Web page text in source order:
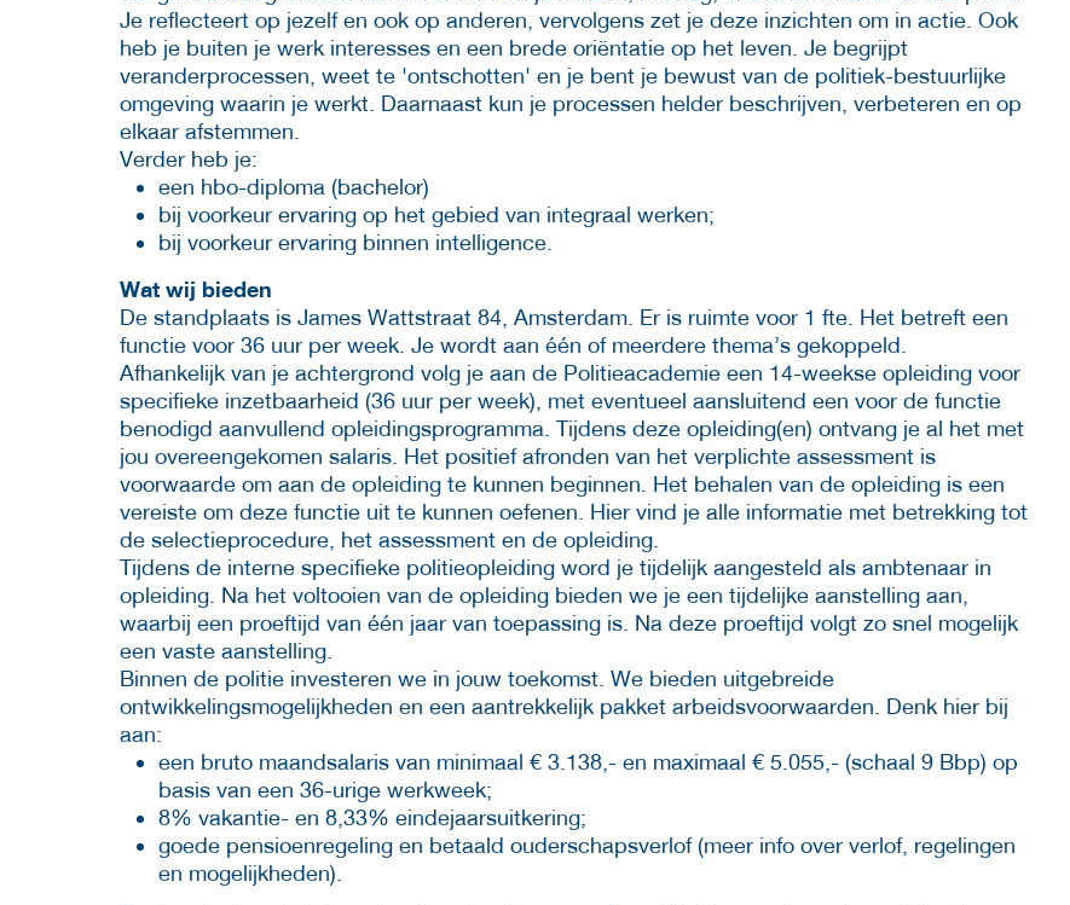
Je reflecteert op jezelf en ook op anderen, vervolgens zet je deze inzichten om in actie. Ook
heb je buiten je werk interesses en een brede oriëntatie op het leven. Je begrijpt
veranderprocessen, weet te 'ontschotten' en je bent je bewust van de politiek-bestuurlijke
omgeving waarin je werkt. Daarnaast kun je processen helder beschrijven, verbeteren en op
elkaar afstemmen.
Verder heb je:
een hbo-diploma (bachelor)
bij voorkeur ervaring op het gebied van integraal werken;
bij voorkeur ervaring binnen intelligence.
Wat wij bieden
De standplaats is James Wattstraat 84, Amsterdam. Er is ruimte voor 1 fte. Het betreft een
functie voor 36 uur per week. Je wordt aan één of meerdere thema’s gekoppeld.
Afhankelijk van je achtergrond volg je aan de Politieacademie een 14-weekse opleiding voor
specifieke inzetbaarheid (36 uur per week), met eventueel aansluitend een voor de functie
benodigd aanvullend opleidingsprogramma. Tijdens deze opleiding(en) ontvang je al het met
jou overeengekomen salaris. Het positief afronden van het verplichte assessment is
voorwaarde om aan de opleiding te kunnen beginnen. Het behalen van de opleiding is een
vereiste om deze functie uit te kunnen oefenen. Hier vind je alle informatie met betrekking tot
de selectieprocedure, het assessment en de opleiding.
Tijdens de interne specifieke politieopleiding word je tijdelijk aangesteld als ambtenaar in
opleiding. Na het voltooien van de opleiding bieden we je een tijdelijke aanstelling aan,
waarbij een proeftijd van één jaar van toepassing is. Na deze proeftijd volgt zo snel mogelijk
een vaste aanstelling.
Binnen de politie investeren we in jouw toekomst. We bieden uitgebreide
ontwikkelingsmogelijkheden en een aantrekkelijk pakket arbeidsvoorwaarden. Denk hier bij
aan:
een bruto maandsalaris van minimaal € 3.138,- en maximaal € 5.055,- (schaal 9 Bbp) op
basis van een 36-urige werkweek;
8% vakantie- en 8,33% eindejaarsuitkering;
goede pensioenregeling en betaald ouderschapsverlof (meer info over verlof, regelingen
en mogelijkheden).